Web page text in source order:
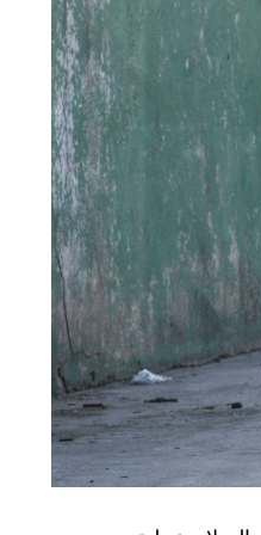
«كانوا
جهاز
الدولة
في أن
«مقرّبين من
أن أحد أعضاء
قبل وصوله
عام
اليوم الثاني